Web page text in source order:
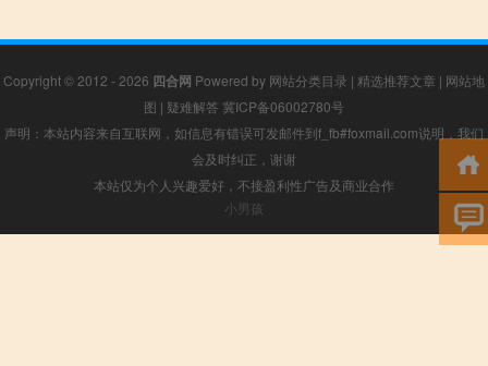
Copyright © 2012 - 2026 四合网 Powered by 网站分类目录 | 精选推荐文章 | 网站地
图 | 疑难解答 冀ICP备06002780号
声明：本站内容来自互联网，如信息有错误可发邮件到f_fb#foxmail.com说明，我们
会及时纠正，谢谢
本站仅为个人兴趣爱好，不接盈利性广告及商业合作
小男孩